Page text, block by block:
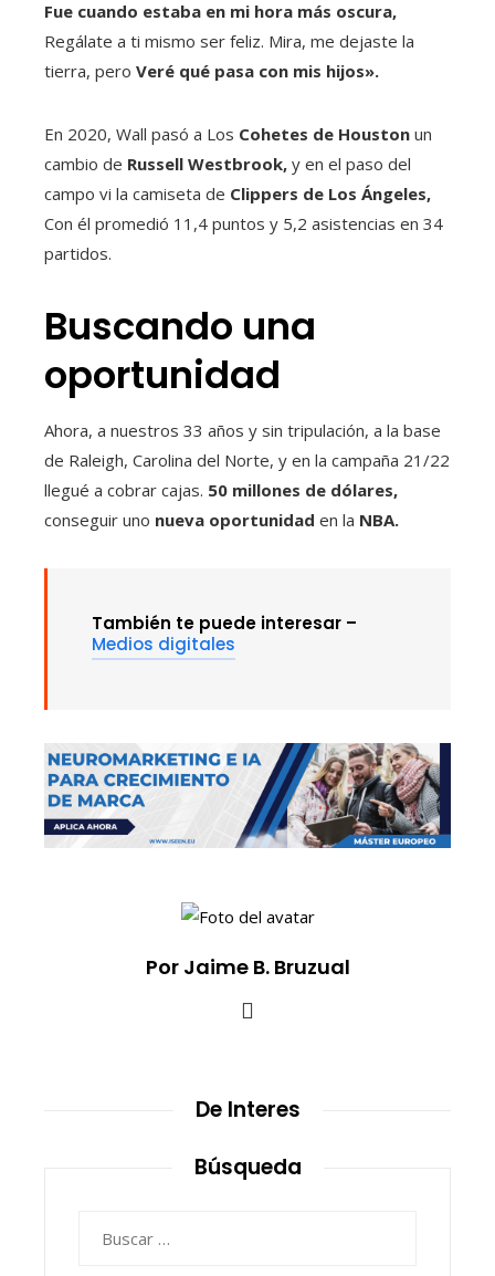
Fue cuando estaba en mi hora más oscura,
Regálate a ti mismo ser feliz. Mira, me dejaste la
tierra, pero Veré qué pasa con mis hijos».
En 2020, Wall pasó a Los Cohetes de Houston un
cambio de Russell Westbrook, y en el paso del
campo vi la camiseta de Clippers de Los Ángeles,
Con él promedió 11,4 puntos y 5,2 asistencias en 34
partidos.
Buscando una
oportunidad
Ahora, a nuestros 33 años y sin tripulación, a la base
de Raleigh, Carolina del Norte, y en la campaña 21/22
llegué a cobrar cajas. 50 millones de dólares,
conseguir uno nueva oportunidad en la NBA.
También te puede interesar –
Medios digitales
Por Jaime B. Bruzual
De Interes
Búsqueda